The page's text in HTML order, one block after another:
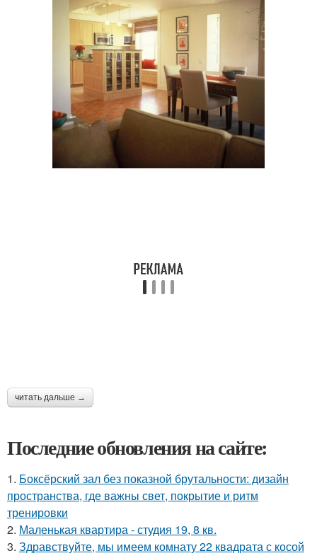
читать дальше →
Последние обновления на сайте:
1. Боксёрский зал без показной брутальности: дизайн
пространства, где важны свет, покрытие и ритм
тренировки
2. Маленькая квартира - студия 19, 8 кв.
3. Здравствуйте, мы имеем комнату 22 квадрата с косой